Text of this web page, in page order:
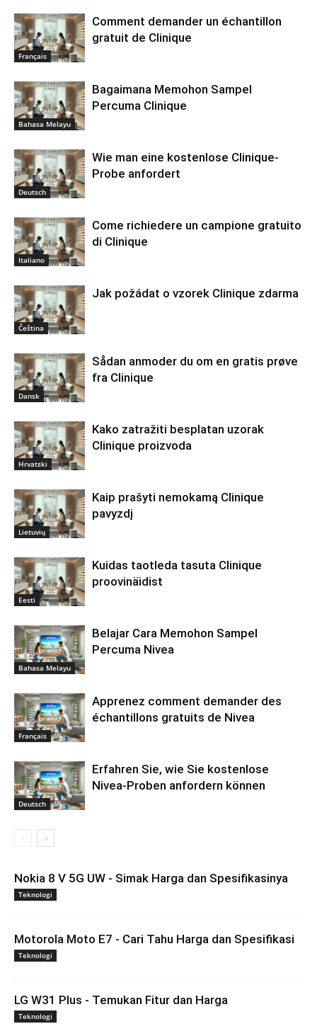
Français
Comment demander un échantillon
gratuit de Clinique
Bahasa Melayu
Bagaimana Memohon Sampel
Percuma Clinique
Deutsch
Wie man eine kostenlose Clinique-
Probe anfordert
Italiano
Come richiedere un campione gratuito
di Clinique
Čeština
Jak požádat o vzorek Clinique zdarma
Dansk
Sådan anmoder du om en gratis prøve
fra Clinique
Hrvatski
Kako zatražiti besplatan uzorak
Clinique proizvoda
Lietuvių
Kaip prašyti nemokamą Clinique
pavyzdį
Eesti
Kuidas taotleda tasuta Clinique
proovinäidist
Bahasa Melayu
Belajar Cara Memohon Sampel
Percuma Nivea
Français
Apprenez comment demander des
échantillons gratuits de Nivea
Deutsch
Erfahren Sie, wie Sie kostenlose
Nivea-Proben anfordern können
Nokia 8 V 5G UW - Simak Harga dan Spesifikasinya
Teknologi
Motorola Moto E7 - Cari Tahu Harga dan Spesifikasi
Teknologi
LG W31 Plus - Temukan Fitur dan Harga
Teknologi